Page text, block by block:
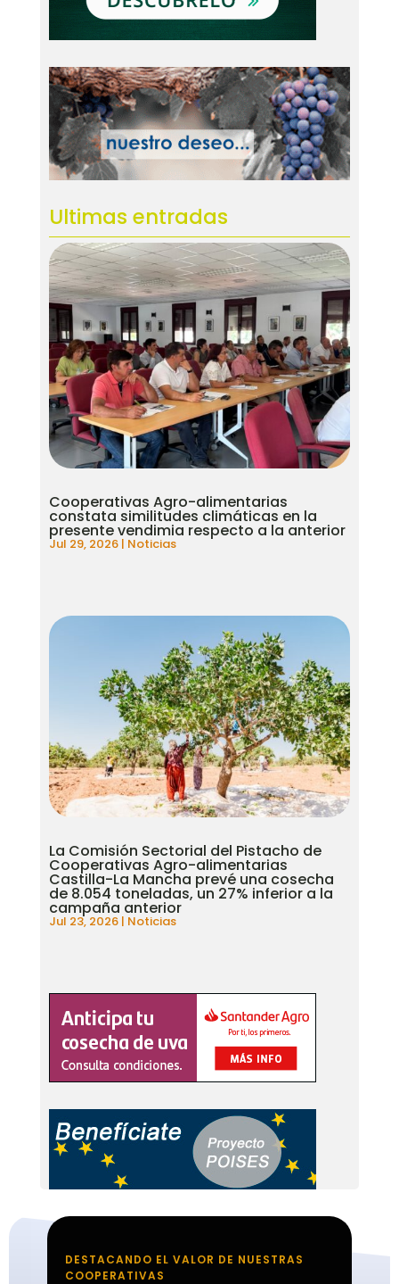
Ultimas entradas
Cooperativas Agro-alimentarias
constata similitudes climáticas en la
presente vendimia respecto a la anterior
Jul 29, 2026| Noticias
La Comisión Sectorial del Pistacho de
Cooperativas Agro-alimentarias
Castilla-La Mancha prevé una cosecha
de 8.054 toneladas, un 27% inferior a la
campaña anterior
Jul 23, 2026| Noticias
DESTACANDO EL VALOR DE NUESTRAS
COOPERATIVAS